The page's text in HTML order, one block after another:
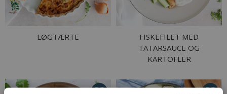
LØGTÆRTE
FISKEFILET MED
TATARSAUCE OG
KARTOFLER